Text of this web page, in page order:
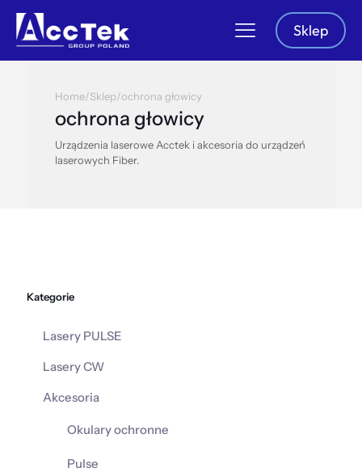
Sklep
Home/Sklep/ochrona głowicy
ochrona głowicy
Urządzenia laserowe Acctek i akcesoria do urządzeń
laserowych Fiber.
Kategorie
Lasery PULSE
Lasery CW
Akcesoria
Okulary ochronne
Pulse